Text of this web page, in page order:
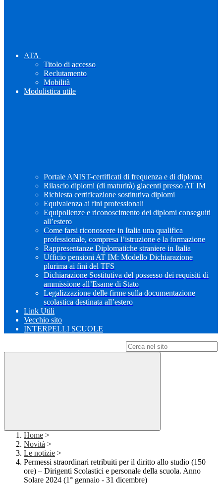
ATA
Titolo di accesso
Reclutamento
Mobilità
Modulistica utile
Portale ANIST-certificati di frequenza e di diploma
Rilascio diplomi (di maturità) giacenti presso AT IM
Richiesta certificazione sostitutiva diplomi
Equivalenza ai fini professionali
Equipollenze e riconoscimento dei diplomi conseguiti
all’estero
Come farsi riconoscere in Italia una qualifica
professionale, compresa l’istruzione e la formazione
Rappresentanze Diplomatiche straniere in Italia
Ufficio pensioni AT IM: Modello Dichiarazione
plurima ai fini del TFS
Dichiarazione Sostitutiva del possesso dei requisiti di
ammissione all’Esame di Stato
Legalizzazione delle firme sulla documentazione
scolastica destinata all’estero
Link Utili
Vecchio sito
INTERPELLI SCUOLE
Home >
Novità >
Le notizie >
Permessi straordinari retribuiti per il diritto allo studio (150
ore) – Dirigenti Scolastici e personale della scuola. Anno
Solare 2024 (1° gennaio - 31 dicembre)